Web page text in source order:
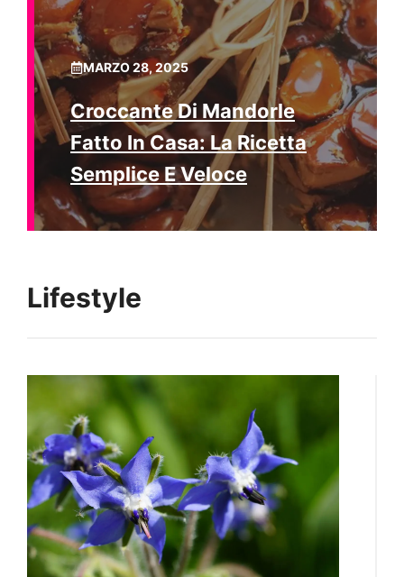
MARZO 28, 2025
Croccante Di Mandorle
Fatto In Casa: La Ricetta
Semplice E Veloce
Lifestyle